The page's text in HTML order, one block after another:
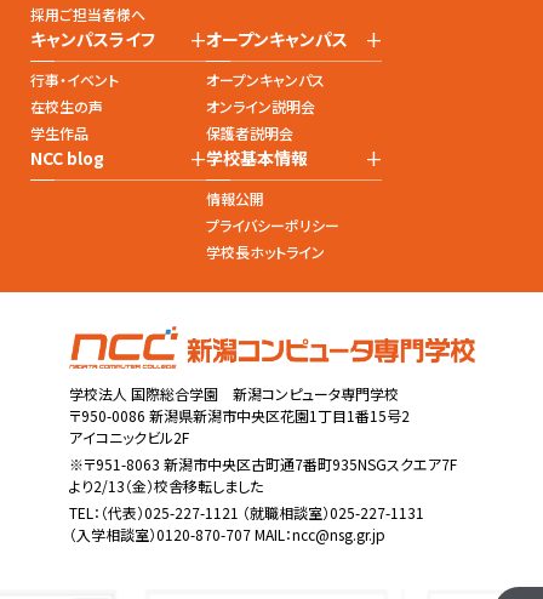
採用ご担当者様へ
キャンパスライフ +
行事・イベント
在校生の声
学生作品
オープンキャンパス +
オープンキャンパス
オンライン説明会
保護者説明会
NCC blog +学校基本情報 +
情報公開
プライバシーポリシー
学校長ホットライン
学校法人 国際総合学園 新潟コンピュータ専門学校
〒950-0086 新潟県新潟市中央区花園1丁目1番15号2
アイコニックビル2F
※〒951-8063 新潟市中央区古町通7番町935NSGスクエア7F
より2/13（金）校舎移転しました
TEL： （代表）025-227-1121 （就職相談室）025-227-1131
（入学相談室）0120-870-707 MAIL：ncc@nsg.gr.jp